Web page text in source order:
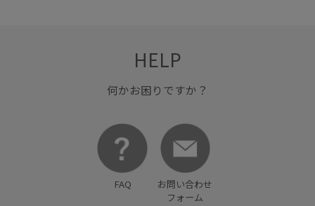
HELP
何かお困りですか？
FAQ
お問い合わせ
フォーム